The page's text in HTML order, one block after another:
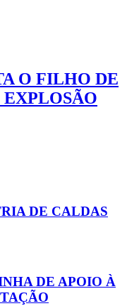
O FILHO DE
EXPLOSÃO
DE CALDAS
DE APOIO À